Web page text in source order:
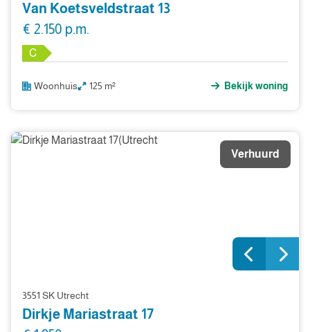
Van Koetsveldstraat 13
€ 2.150 p.m.
C
Woonhuis 125 m² Bekijk woning
Verhuurd
3551 SK Utrecht
Dirkje Mariastraat 17